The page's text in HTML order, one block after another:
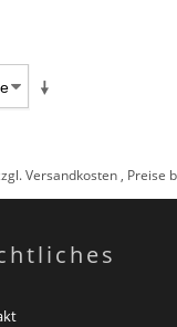
Versandkosten, Preise